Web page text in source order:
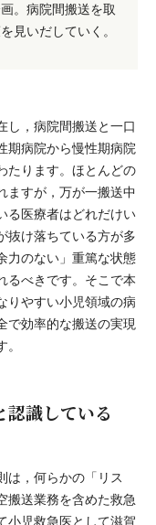
。病院間搬送を取
見いだしていく。
，病院間搬送と一口
期病院から慢性期病院
たります。ほとんどの
ますが，万が一搬送中
る医療者はどれだけい
抜け落ちている方が多
力のない」重篤な状態
るべきです。そこで本
りやすい小児領域の病
で効率的な搬送の実現
認識している
は，何らかの「リス
搬送業務を含めた救急
小児救急医として滋賀